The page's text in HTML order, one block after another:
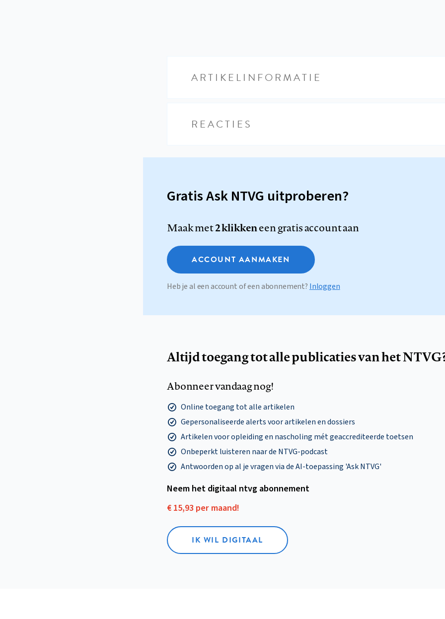
ARTIKELINFORMATIE
REACTIES
Gratis Ask NTVG uitproberen?
Maak met2 klikkeneen gratis account aan
ACCOUNT AANMAKEN
Heb je al een account of een abonnement? Inloggen
Altijd toegang tot alle publicaties van het
Abonneer vandaag nog!
Online toegang tot alle artikelen
Gepersonaliseerde alerts voor artikelen en dossiers
Artikelen voor opleiding en nascholing mét geaccrediteerde toetsen
Onbeperkt luisteren naar de NTVG-podcast
Antwoorden op al je vragen via de AI-toepassing 'Ask NTVG'
Neem het digitaal ntvg abonnement
€ 15,93 per maand!
IK WIL DIGITAAL